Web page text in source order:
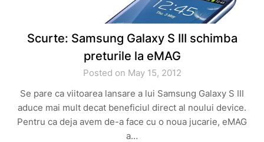
Scurte: Samsung Galaxy S III schimba
preturile la eMAG
Posted on May 15, 2012
Se pare ca viitoarea lansare a lui Samsung Galaxy S III
aduce mai mult decat beneficiul direct al noului device.
Pentru ca deja avem de-a face cu o noua jucarie, eMAG
a…